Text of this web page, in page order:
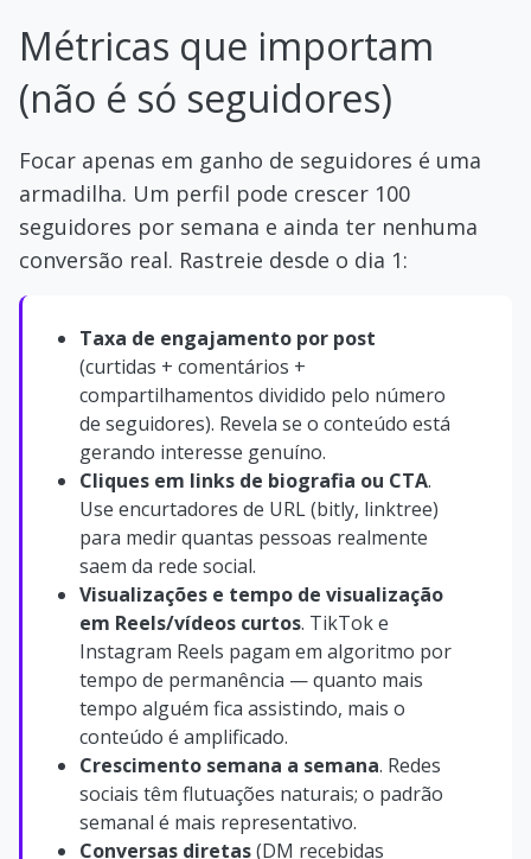
Métricas que importam
(não é só seguidores)
Focar apenas em ganho de seguidores é uma
armadilha. Um perfil pode crescer 100
seguidores por semana e ainda ter nenhuma
conversão real. Rastreie desde o dia 1:
Taxa de engajamento por post
(curtidas + comentários +
compartilhamentos dividido pelo número
de seguidores). Revela se o conteúdo está
gerando interesse genuíno.
Cliques em links de biografia ou CTA.
Use encurtadores de URL (bitly, linktree)
para medir quantas pessoas realmente
saem da rede social.
Visualizações e tempo de visualização
em Reels/vídeos curtos. TikTok e
Instagram Reels pagam em algoritmo por
tempo de permanência — quanto mais
tempo alguém fica assistindo, mais o
conteúdo é amplificado.
Crescimento semana a semana. Redes
sociais têm flutuações naturais; o padrão
semanal é mais representativo.
Conversas diretas(DM recebidas